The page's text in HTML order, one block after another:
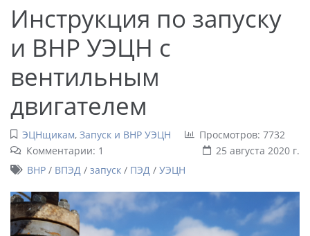
Инструкция по запуску
и ВНР УЭЦН с
вентильным
двигателем
ЭЦНщикам, Запуск и ВНР УЭЦН
Просмотров: 7732
Комментарии: 1
25 августа 2020 г.
ВНР/ ВПЭД / запуск/ ПЭД / УЭЦН